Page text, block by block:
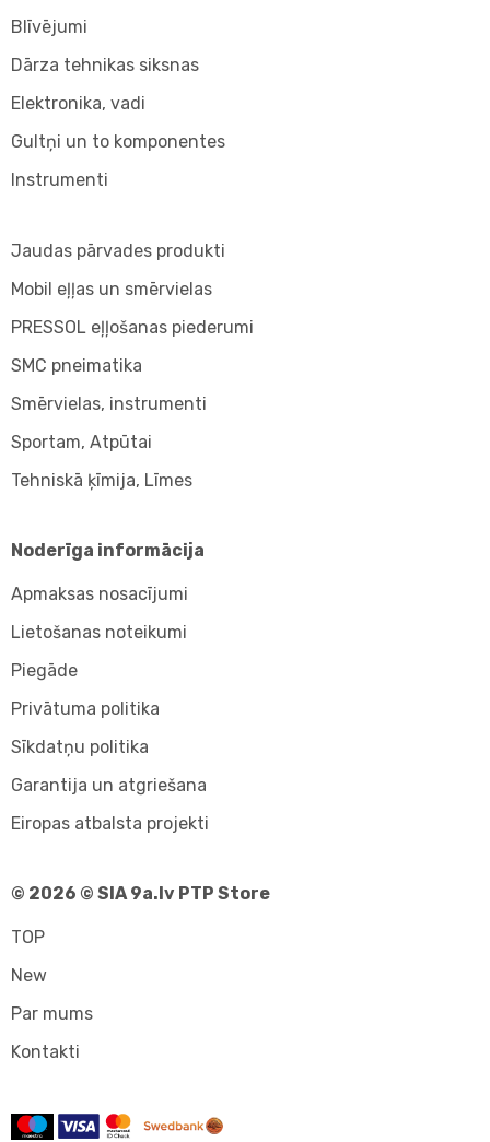
Blīvējumi
Dārza tehnikas siksnas
Elektronika, vadi
Gultņi un to komponentes
Instrumenti
Jaudas pārvades produkti
Mobil eļļas un smērvielas
PRESSOL eļļošanas piederumi
SMC pneimatika
Smērvielas, instrumenti
Sportam, Atpūtai
Tehniskā ķīmija, Līmes
Noderīga informācija
Apmaksas nosacījumi
Lietošanas noteikumi
Piegāde
Privātuma politika
Sīkdatņu politika
Garantija un atgriešana
Eiropas atbalsta projekti
© 2026 © SIA 9a.lv PTP Store
TOP
New
Par mums
Kontakti